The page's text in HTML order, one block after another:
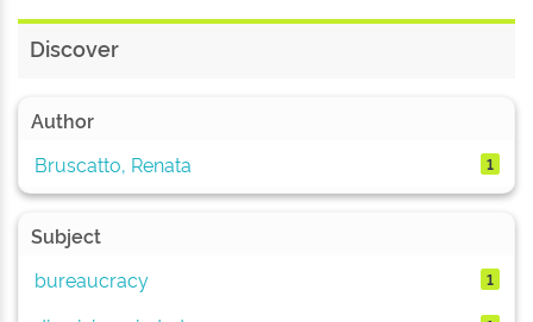
Discover
Author
Bruscatto, Renata
1
Subject
bureaucracy
1